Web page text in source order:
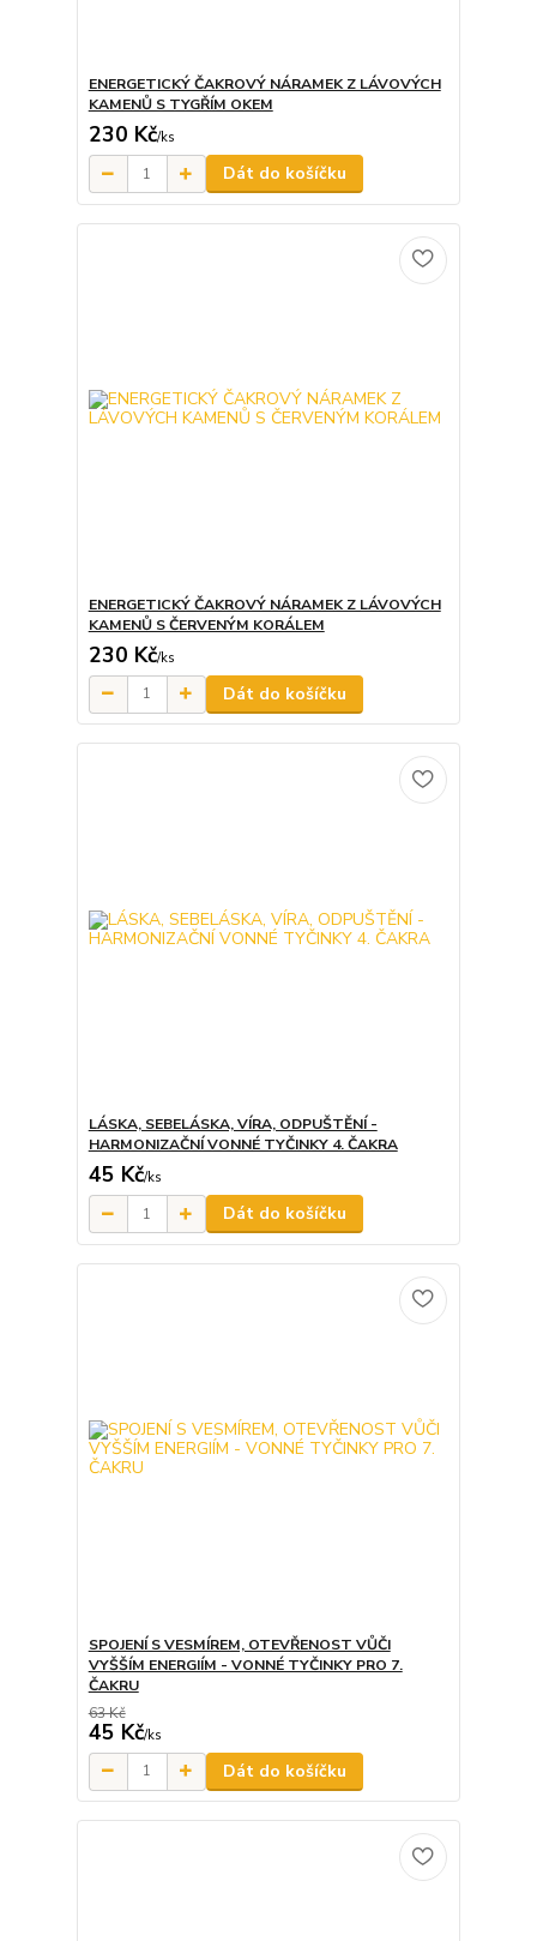
ENERGETICKÝ ČAKROVÝ NÁRAMEK Z LÁVOVÝCH
KAMENŮ S TYGŘÍM OKEM
230 Kč/ks
Dát do košíčku
ENERGETICKÝ ČAKROVÝ NÁRAMEK Z LÁVOVÝCH
KAMENŮ S ČERVENÝM KORÁLEM
230 Kč/ks
Dát do košíčku
LÁSKA, SEBELÁSKA, VÍRA, ODPUŠTĚNÍ -
HARMONIZAČNÍ VONNÉ TYČINKY 4. ČAKRA
45 Kč/ks
Dát do košíčku
SPOJENÍ S VESMÍREM, OTEVŘENOST VŮČI
VYŠŠÍM ENERGIÍM - VONNÉ TYČINKY PRO 7.
ČAKRU
63 Kč
45 Kč/ks
Dát do košíčku